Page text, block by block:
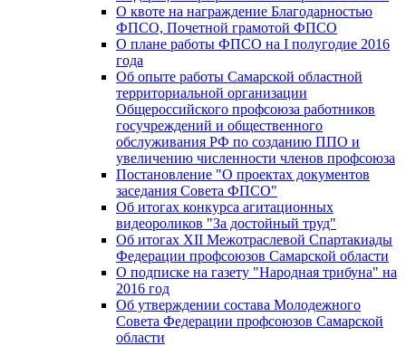
О квоте на награждение Благодарностью
ФПСО, Почетной грамотой ФПСО
О плане работы ФПСО на I полугодие 2016
года
Об опыте работы Самарской областной
территориальной организации
Общероссийского профсоюза работников
госучреждений и общественного
обслуживания РФ по созданию ППО и
увеличению численности членов профсоюза
Постановление "О проектах документов
заседания Совета ФПСО"
Об итогах конкурса агитационных
видеороликов "За достойный труд"
Об итогах XII Межотраслевой Спартакиады
Федерации профсоюзов Самарской области
О подписке на газету "Народная трибуна" на
2016 год
Об утверждении состава Молодежного
Совета Федерации профсоюзов Самарской
области